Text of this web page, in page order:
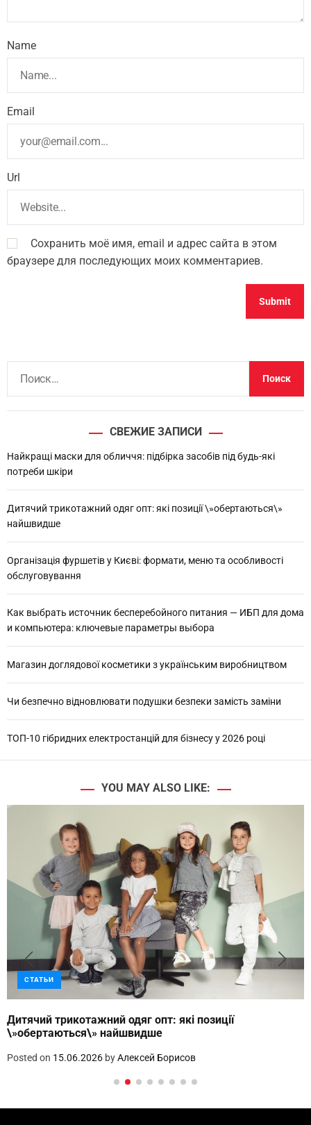
Name
Email
Url
Сохранить моё имя, email и адрес сайта в этом
браузере для последующих моих комментариев.
:
СВЕЖИЕ ЗАПИСИ
Найкращі маски для обличчя: підбірка засобів під будь-які
потреби шкіри
Дитячий трикотажний одяг опт: які позиції \»обертаються\»
найшвидше
Організація фуршетів у Києві: формати, меню та особливості
обслуговування
Как выбрать источник бесперебойного питания — ИБП для дома
и компьютера: ключевые параметры выбора
Магазин доглядової косметики з українським виробництвом
Чи безпечно відновлювати подушки безпеки замість заміни
ТОП-10 гібридних електростанцій для бізнесу у 2026 році
YOU MAY ALSO LIKE:
СТАТЬИ
Дитячий трикотажний одяг опт: які позиції
\»обертаються\» найшвидше
Posted on 15.06.2026 byАлексей Борисов